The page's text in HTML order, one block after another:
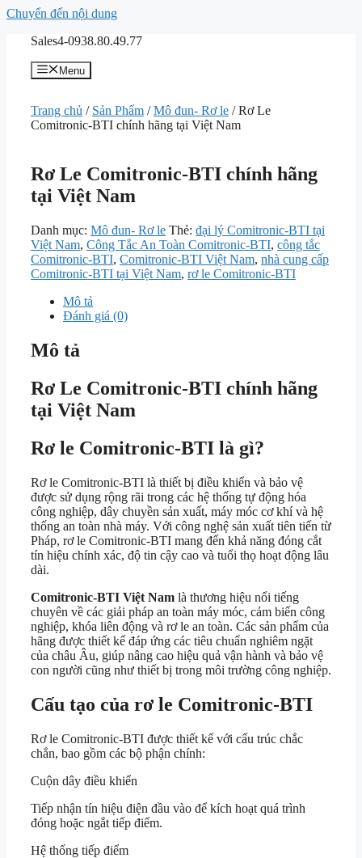
Chuyển đến nội dung
Sales4-0938.80.49.77
Menu
Trang chủ / Sản Phẩm /Mô đun- Rơ le / Rơ Le
Comitronic-BTI chính hãng tại Việt Nam
Rơ Le Comitronic-BTI chính hãng
tại Việt Nam
Danh mục: Mô đun- Rơ le Thẻ: đại lý Comitronic-BTI tại
Việt Nam, Công Tắc An Toàn Comitronic-BTI, công tắc
Comitronic-BTI, Comitronic-BTI Việt Nam, nhà cung cấp
Comitronic-BTI tại Việt Nam, rơ le Comitronic-BTI
Mô tả
Đánh giá (0)
Mô tả
Rơ Le Comitronic-BTI chính hãng
tại Việt Nam
Rơ le Comitronic-BTI là gì?
Rơ le Comitronic-BTI là thiết bị điều khiển và bảo vệ
được sử dụng rộng rãi trong các hệ thống tự động hóa
công nghiệp, dây chuyền sản xuất, máy móc cơ khí và hệ
thống an toàn nhà máy. Với công nghệ sản xuất tiên tiến từ
Pháp, rơ le Comitronic-BTI mang đến khả năng đóng cắt
tín hiệu chính xác, độ tin cậy cao và tuổi thọ hoạt động lâu
dài.
Comitronic-BTI Việt Nam là thương hiệu nổi tiếng
chuyên về các giải pháp an toàn máy móc, cảm biến công
nghiệp, khóa liên động và rơ le an toàn. Các sản phẩm của
hãng được thiết kế đáp ứng các tiêu chuẩn nghiêm ngặt
của châu Âu, giúp nâng cao hiệu quả vận hành và bảo vệ
con người cũng như thiết bị trong môi trường công nghiệp.
Cấu tạo của rơ le Comitronic-BTI
Rơ le Comitronic-BTI được thiết kế với cấu trúc chắc
chắn, bao gồm các bộ phận chính:
Cuộn dây điều khiển
Tiếp nhận tín hiệu điện đầu vào để kích hoạt quá trình
đóng hoặc ngắt tiếp điểm.
Hệ thống tiếp điểm